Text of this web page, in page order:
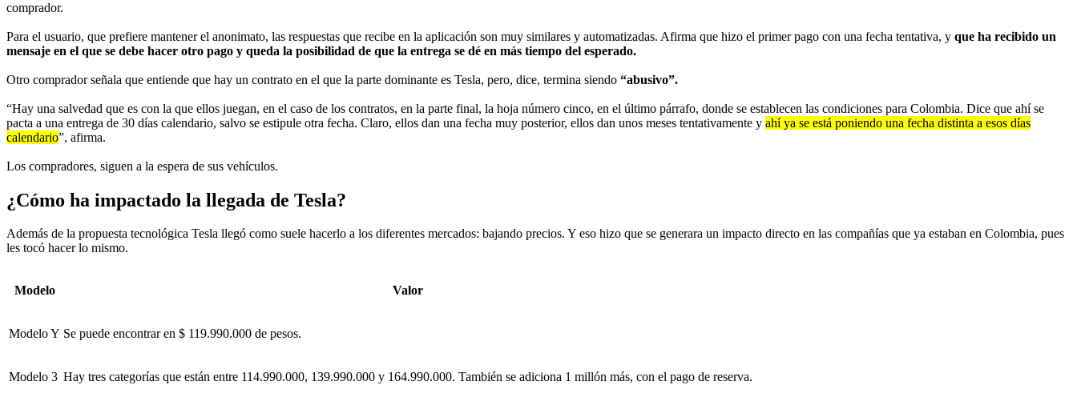
comprador.
Para el usuario, que prefiere mantener el anonimato, las respuestas que recibe en la aplicación son muy similares y automatizadas. Afirma que hizo el primer pago con una fecha tentativa, y que ha recibido un
mensaje en el que se debe hacer otro pago y queda la posibilidad de que la entrega se dé en más tiempo del esperado.
Otro comprador señala que entiende que hay un contrato en el que la parte dominante es Tesla, pero, dice, termina siendo “abusivo”.
“Hay una salvedad que es con la que ellos juegan, en el caso de los contratos, en la parte final, la hoja número cinco, en el último párrafo, donde se establecen las condiciones para Colombia. Dice que ahí se
pacta a una entrega de 30 días calendario, salvo se estipule otra fecha. Claro, ellos dan una fecha muy posterior, ellos dan unos meses tentativamente y ahí ya se está poniendo una fecha distinta a esos días
calendario”, afirma.
Los compradores, siguen a la espera de sus vehículos.
¿Cómo ha impactado la llegada de Tesla?
Además de la propuesta tecnológica Tesla llegó como suele hacerlo a los diferentes mercados: bajando precios. Y eso hizo que se generara un impacto directo en las compañías que ya estaban en Colombia, pues
les tocó hacer lo mismo.
Modelo Valor
Modelo Y Se puede encontrar en $ 119.990.000 de pesos.
Modelo 3 Hay tres categorías que están entre 114.990.000, 139.990.000 y 164.990.000. También se adiciona 1 millón más, con el pago de reserva.